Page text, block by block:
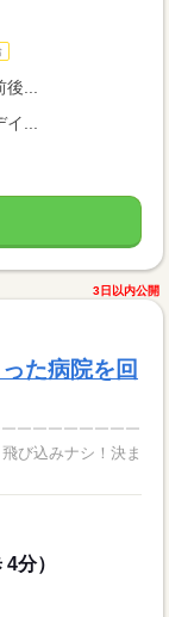
...
...
3日以内公開
た病院を回
￣￣￣￣￣￣￣￣
び込みナシ！決ま
分）